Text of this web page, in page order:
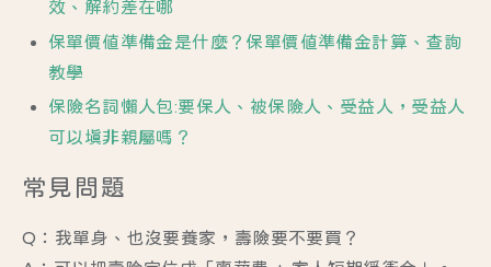
效、解約差在哪
保單價值準備金是什麼？保單價值準備金計算、查詢
教學
保險名詞懶人包:要保人、被保險人、受益人，受益人
可以填非親屬嗎？
常見問題
Q：我單身、也沒要養家，壽險要不要買？